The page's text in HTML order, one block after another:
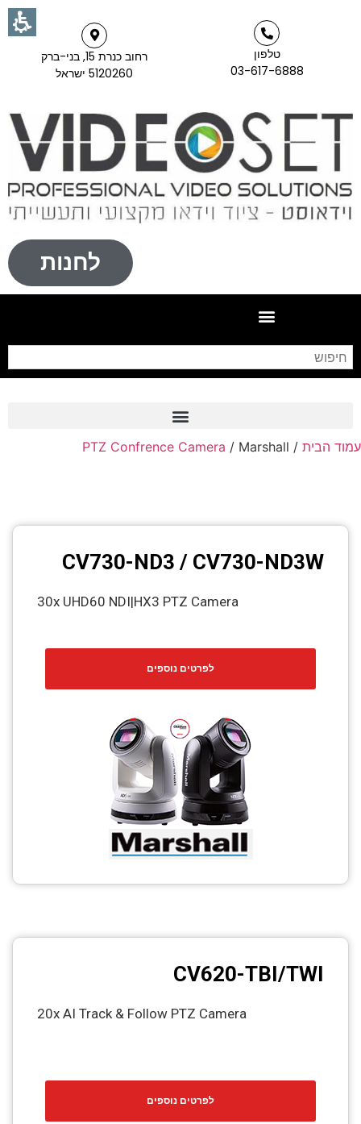
טלפון
03-617-6888
רחוב כנרת 15, בני-ברק
5120260 ישראל
לחנות
Frame Grabber
PTZ Confrence Camera
Visualizer
CCTV
Photo Printers
עמוד הבית /
PTZ Confrence Camera / Marshall
CV730-ND3 / CV730-ND3W
30x UHD60 NDI|HX3 PTZ Camera
לפרטים נוספים
CV620-TBI/TWI
20x AI Track & Follow PTZ Camera
לפרטים נוספים